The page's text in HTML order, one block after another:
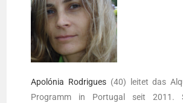
Apoló­nia Rodri­gues (40) lei­tet das
Pro­gramm in Por­tu­gal seit 2011.